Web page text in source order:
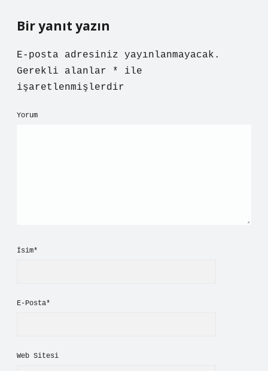
Bir yanıt yazın
E-posta adresiniz yayınlanmayacak.
Gerekli alanlar
*
ile
işaretlenmişlerdir
Yorum
İsim*
E-Posta*
Web Sitesi